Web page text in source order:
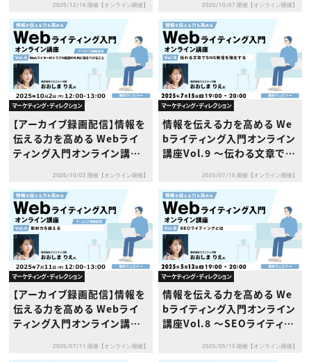
のための成果につながる文章
術〜
2025/12/16 開催【オンライン開催】
人・使いこなす人のスキルの
違いとは？～
2025/10/07 開催【オンライン開催】
マーケティング・ディレクション
【アーカイブ録画配信】情報を
伝える力を高める Webライ
ティング入門オンライン講座V
ル回避のために気をつけるこ
と〜
2025/10/02 開催【オンライン開催】
マーケティング・ディレクション
情報を伝える力を高める We
bライティング入門オンライン
講座Vol.9 〜伝わる文章でS
2025/07/15 開催【オンライン開催】
マーケティング・ディレクション
【アーカイブ録画配信】情報を
伝える力を高める Webライ
ティング入門オンライン講座V
2025/07/11 開催【オンライン開催】
マーケティング・ディレクション
情報を伝える力を高める We
bライティング入門オンライン
講座Vol.8 〜SEOライティン
2025/05/13 開催【オンライン開催】